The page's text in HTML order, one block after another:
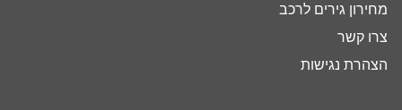
מחירון גירים לרכב
צרו קשר
הצהרת נגישות